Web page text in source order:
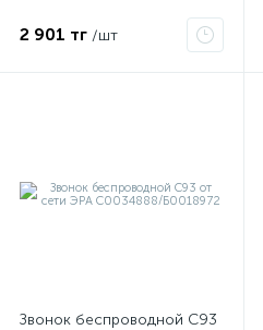
2 901 тг /шт
Звонок беспроводной C93